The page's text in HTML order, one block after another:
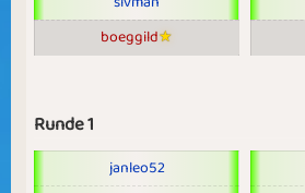
boeggild
Runde 1
janleo52